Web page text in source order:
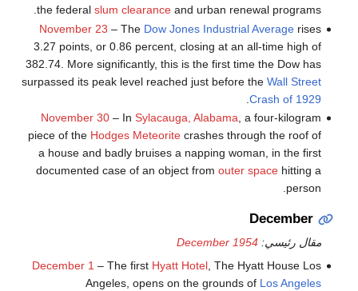
the federal slum clearanceand urban renewal programs.
November 23 – The Dow Jones Industrial Averagerises
3.27 points, or 0.86 percent, closing at an all-time high of
382.74. More significantly, this is the first time the Dow has
surpassed its peak level reached just before the Wall Street
Crash of 1929
November 30– In Sylacauga, Alabama , a four-kilogram
piece of the Hodges Meteoritecrashes through the roof of
a house and badly bruises a napping woman, in the first
documented case of an object from outer spacehitting a
person.
December
مقال رئيسي:December 1954
December 1 – The first Hyatt Hotel, The Hyatt House Los
Angeles, opens on the grounds of Los Angeles